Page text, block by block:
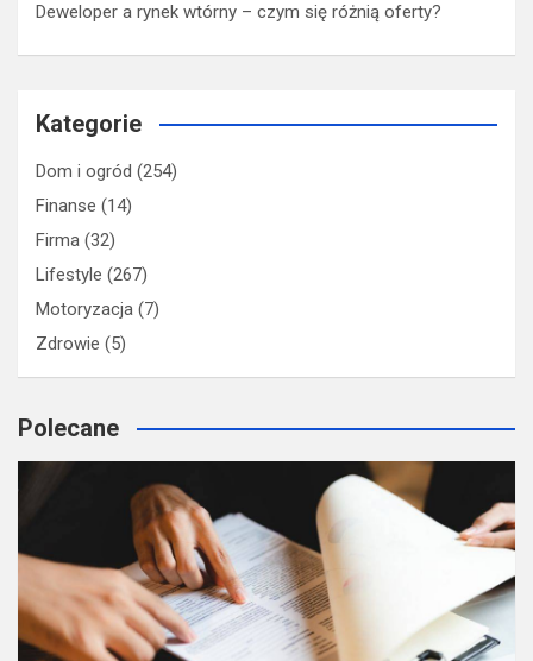
Deweloper a rynek wtórny – czym się różnią oferty?
Kategorie
Dom i ogród (254)
Finanse (14)
Firma (32)
Lifestyle (267)
Motoryzacja (7)
Zdrowie (5)
Polecane